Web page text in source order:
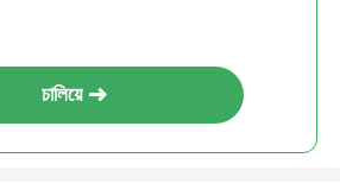
চালিয়ে